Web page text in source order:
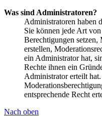
Was sind Administratoren?
Administratoren haben
Sie können jede Art
Berechtigungen setzen,
erstellen,
ein Administrator hat,
Rechte ihnen ein
Administrator erteilt
entsprechende Recht
Nach oben